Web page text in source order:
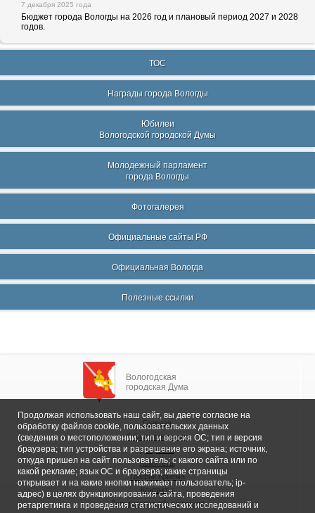
7 декабря 2025 года
Бюджет города Вологды на 2026 год и плановый период 2027 и 2028
годов.
ТОС
Награды города Вологды
Юбилеи
Вологодской городской Думы
Молодежный парламент
города Вологды
Фотогалерея
Официальные сайты РФ
Официальная Вологда
Полезные ссылки
Вологодская
городская Дума
Главная
Общие сведения
Депутаты
Комитеты
График приема
Контакты
Депутатские объединения
Продолжая использовать наш сайт, вы даете согласие на
обработку файлов cookie, пользовательских данных
(сведения о местоположении; тип и версия ОС; тип и версия
браузера; тип устройства и разрешение его экрана; источник,
откуда пришел на сайт пользователь; с какого сайта или по
какой рекламе; язык ОС и браузера; какие страницы
открывает и на какие кнопки нажимает пользователь; ip-
адрес) в целях функционирования сайта, проведения
ретаргетинга и проведения статистических исследований и